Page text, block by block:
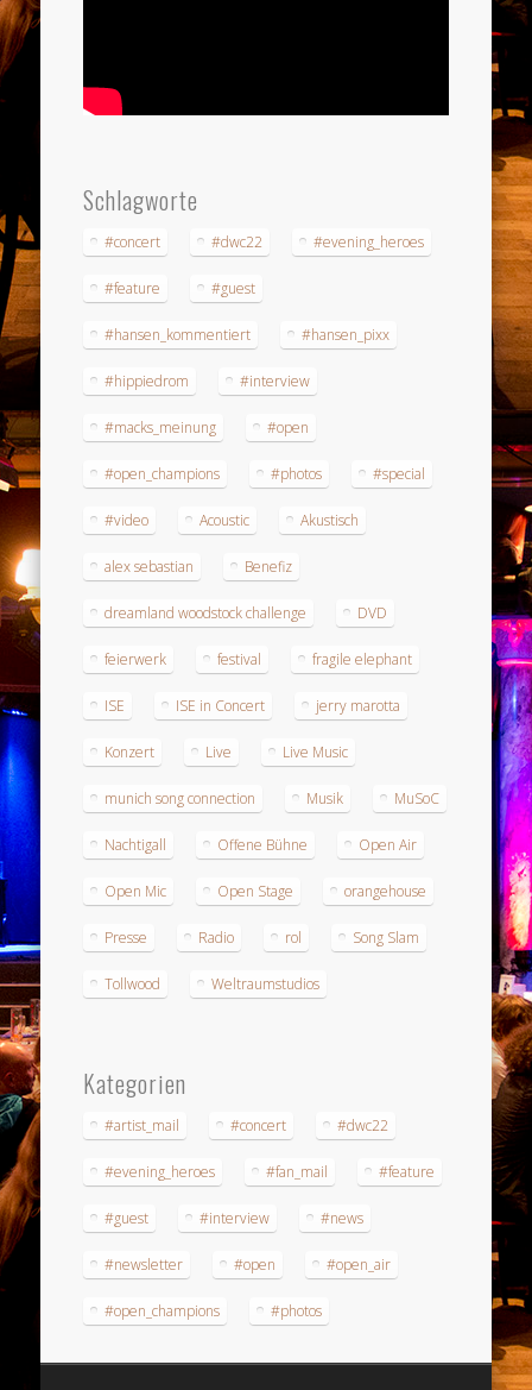
Schlagworte
#concert #dwc22 #evening_heroes
#feature #guest
#hansen_kommentiert #hansen_pixx
#hippiedrom #interview
#macks_meinung #open
#open_champions #photos #special
#video Acoustic Akustisch
alex sebastian Benefiz
dreamland woodstock challenge DVD
feierwerk festival fragile elephant
ISE ISE in Concert jerry marotta
Konzert Live Live Music
munich song connection Musik MuSoC
Nachtigall Offene Bühne Open Air
Open Mic Open Stage orangehouse
Presse Radio rol Song Slam
Tollwood Weltraumstudios
Kategorien
#artist_mail #concert #dwc22
#evening_heroes #fan_mail #feature
#guest #interview #news
#newsletter #open #open_air
#open_champions #photos